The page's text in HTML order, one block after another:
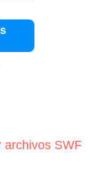
archivos SWF